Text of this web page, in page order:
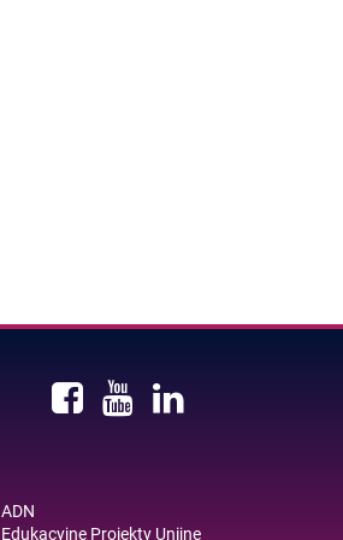
ADN
Edukacyjne Projekty Unijne